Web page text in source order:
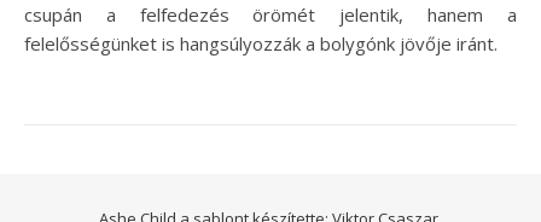
csupán a felfedezés örömét jelentik, hanem a
felelősségünket is hangsúlyozzák a bolygónk jövője iránt.